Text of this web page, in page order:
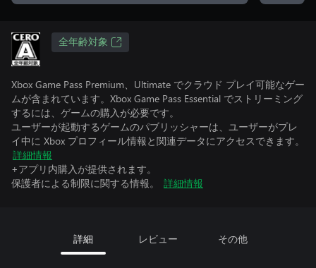
全年齢対象
Xbox Game Pass Premium、Ultimate でクラウド プレイ可能なゲー
ムが含まれています。Xbox Game Pass Essential でストリーミング
するには、ゲームの購入が必要です。
ユーザーが起動するゲームのパブリッシャーは、ユーザーがプレ
イ中に Xbox プロフィール情報と関連データにアクセスできます。
詳細情報
+アプリ内購入が提供されます。
保護者による制限に関する情報。
詳細情報
詳細 レビュー その他